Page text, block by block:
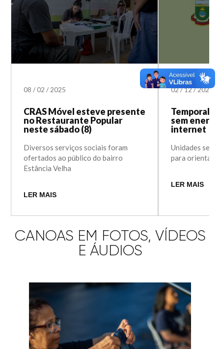
08/02/ 2025
CRAS Móvel esteve presente
no Restaurante Popular
neste sábado (8)
Diversos serviços sociais foram
ofertados ao público do bairro
Estância Velha
LER MAIS
02/12/2024
Temporal
sem
internet
Unidades
para
LER MAIS
CANOAS EM FOTOS, VÍDEOS
E ÁUDIOS